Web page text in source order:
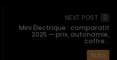
NEXT POST
Mini Électrique : comparatif
2025 — prix, autonomie,
coffre...
Auto